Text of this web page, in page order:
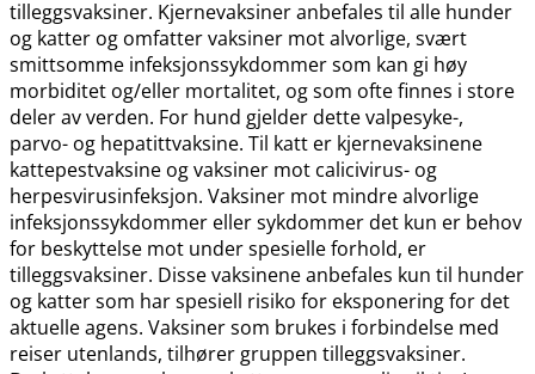
tilleggsvaksiner. Kjernevaksiner anbefales til alle hunder
og katter og omfatter vaksiner mot alvorlige, svært
smittsomme infeksjonssykdommer som kan gi høy
morbiditet og​/​eller mortalitet, og som ofte finnes i store
deler av verden. For hund gjelder dette valpesyke-,
parvo- og hepatittvaksine. Til katt er kjernevaksinene
kattepestvaksine og vaksiner mot calicivirus- og
herpesvirusinfeksjon. Vaksiner mot mindre alvorlige
infeksjonssykdommer eller sykdommer det kun er behov
for beskyttelse mot under spesielle forhold, er
tilleggsvaksiner. Disse vaksinene anbefales kun til hunder
og katter som har spesiell risiko for eksponering for det
aktuelle agens. Vaksiner som brukes i forbindelse med
reiser utenlands, tilhører gruppen tilleggsvaksiner.